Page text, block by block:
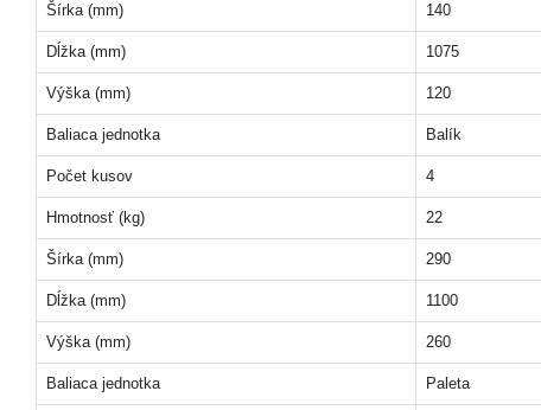
Šírka (mm) 140
Dĺžka (mm) 1075
Výška (mm) 120
Baliaca jednotka Balík
Počet kusov 4
Hmotnosť (kg) 22
Šírka (mm) 290
Dĺžka (mm) 1100
Výška (mm) 260
Baliaca jednotka Paleta